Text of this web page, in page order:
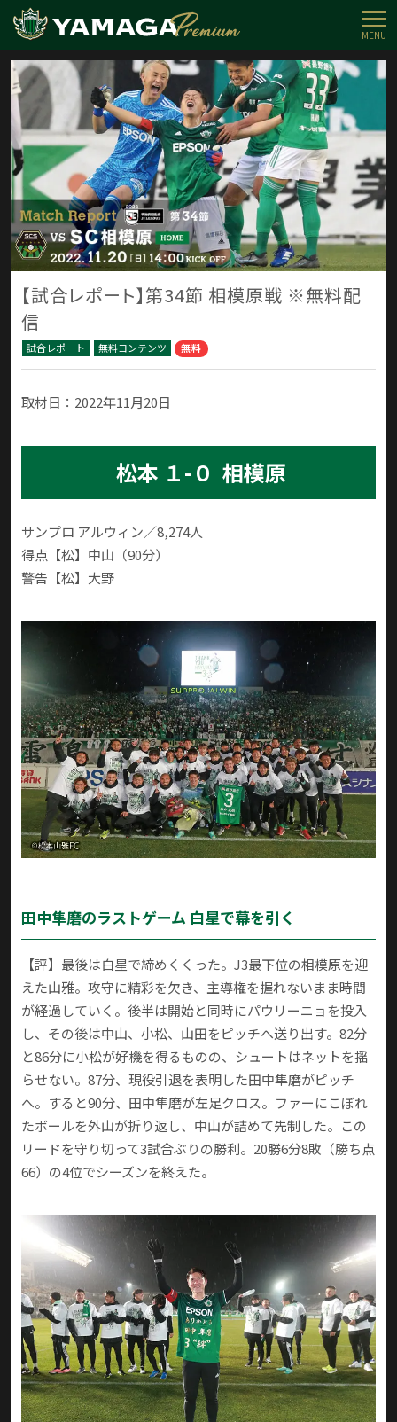
MENU
【試合レポート】第34節 相模原戦 ※無料配
信
試合レポート 無料コンテンツ 無料
取材日：2022年11月20日
松本 １-０ 相模原
サンプロ アルウィン／8,274人
得点【松】中山（90分）
警告【松】大野
田中隼磨のラストゲーム 白星で幕を引く
【評】最後は白星で締めくくった。J3最下位の相模原を迎
えた山雅。攻守に精彩を欠き、主導権を握れないまま時間
が経過していく。後半は開始と同時にパウリーニョを投入
し、その後は中山、小松、山田をピッチへ送り出す。82分
と86分に小松が好機を得るものの、シュートはネットを揺
らせない。87分、現役引退を表明した田中隼磨がピッチ
へ。すると90分、田中隼磨が左足クロス。ファーにこぼれ
たボールを外山が折り返し、中山が詰めて先制した。この
リードを守り切って3試合ぶりの勝利。20勝6分8敗（勝ち点
66）の4位でシーズンを終えた。